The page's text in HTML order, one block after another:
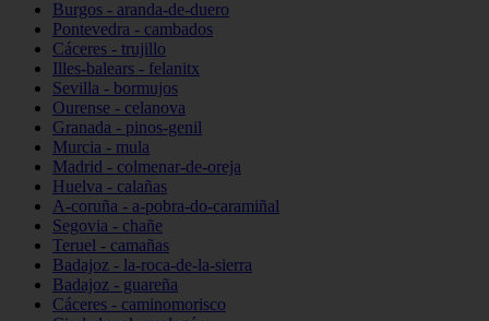
Burgos - aranda-de-duero
Pontevedra - cambados
Cáceres - trujillo
Illes-balears - felanitx
Sevilla - bormujos
Ourense - celanova
Granada - pinos-genil
Murcia - mula
Madrid - colmenar-de-oreja
Huelva - calañas
A-coruña - a-pobra-do-caramiñal
Segovia - chañe
Teruel - camañas
Badajoz - la-roca-de-la-sierra
Badajoz - guareña
Cáceres - caminomorisco